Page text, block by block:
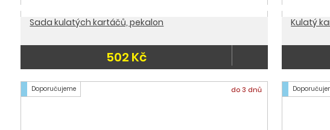
Sada kulatých kartáčů, pekalon
502 Kč
Kulatý
Doporučujeme do 3 dnů